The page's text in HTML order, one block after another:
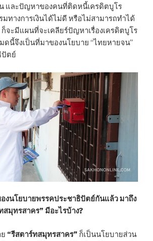
และปัญหาของคนที่ติดหนี้เครดิตบูโร
มทางการเงินได้ไม่ดี หรือไม่สามารถทำได้
ก็จะมีแผนที่จะเคลียร์ปัญหาเรื่องเครดิตบูโร
ดนี้จึงเป็นที่มาของนโยบาย “ไทยหายจน”
ปัตย์
องนโยบายพรรคประชาธิปัตย์กันแล้ว มาถึง
สมุทรสาคร” มีอะไรบ้าง?
“รีสตาร์ทสมุทรสาคร” ก็เป็นนโยบายส่วน